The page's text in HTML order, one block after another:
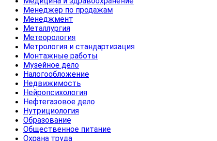
Менеджер по продажам
Менеджмент
Металлургия
Метеорология
Метрология и стандартизация
Монтажные работы
Музейное дело
Налогообложение
Недвижимость
Нейропсихология
Нефтегазовое дело
Нутрициология
Образование
Общественное питание
Охрана труда